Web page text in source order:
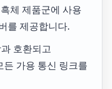
체 제품군에 사용
를 제공합니다.
호환되고
든 가용 통신 링크를